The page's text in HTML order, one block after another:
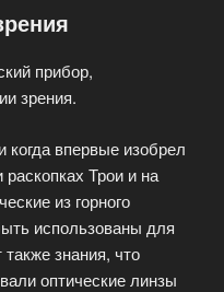
прибор,
зрения.
когда впервые изобрел
Трои и на
из горного
использованы для
знания, что
оптические линзы